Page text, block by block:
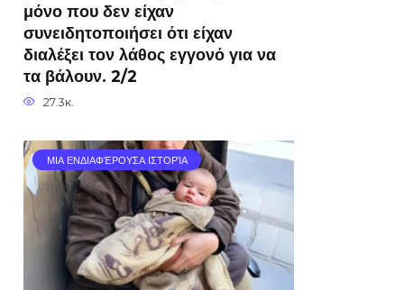
μόνο που δεν είχαν
συνειδητοποιήσει ότι είχαν
διαλέξει τον λάθος εγγονό για να
τα βάλουν. 2/2
27.3к.
ΜΙΑ ΕΝΔΙΑΦΈΡΟΥΣΑ ΙΣΤΟΡΊΑ